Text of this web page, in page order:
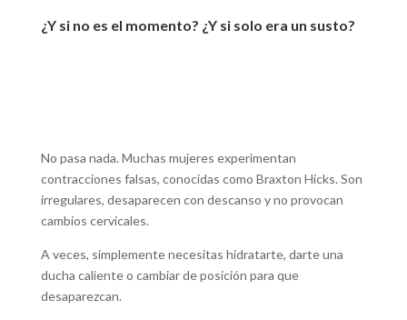
¿Y si no es el momento? ¿Y si solo era un susto?
No pasa nada. Muchas mujeres experimentan
contracciones falsas, conocidas como Braxton Hicks. Son
irregulares, desaparecen con descanso y no provocan
cambios cervicales.
A veces, simplemente necesitas hidratarte, darte una
ducha caliente o cambiar de posición para que
desaparezcan.